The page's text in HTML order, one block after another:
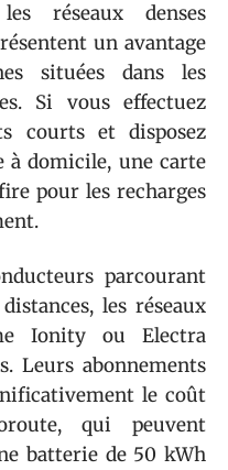
réseaux denses
un avantage
situées dans les
Si vous effectuez
courts et disposez
à domicile, une carte
pour les recharges
parcourant
les réseaux
Ionity ou Electra
Leurs abonnements
le coût
qui peuvent
batterie de 50 kWh